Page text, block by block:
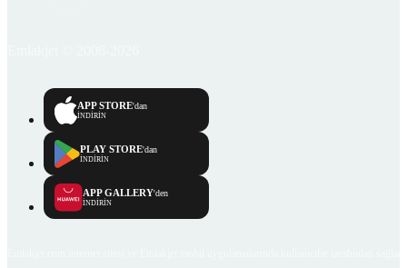
APP STORE'dan
İNDİRİN
PLAY STORE'dan
İNDİRİN
APP GALLERY'den
İNDİRİN